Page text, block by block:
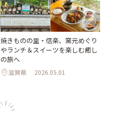
焼きものの里・信楽、窯元めぐり
やランチ＆スイーツを楽しむ癒し
の旅へ
滋賀県 2026.05.01